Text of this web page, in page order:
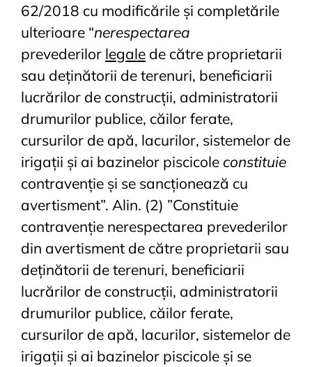
62/2018 cu modificările și completările
ulterioare “nerespectarea
prevederilor legale de către proprietarii
sau deținătorii de terenuri, beneficiarii
lucrărilor de construcții, administratorii
drumurilor publice, căilor ferate,
cursurilor de apă, lacurilor, sistemelor de
irigații și ai bazinelor piscicole constituie
contravenție și se sancționează cu
avertisment”. Alin. (2) ”Constituie
contravenție nerespectarea prevederilor
din avertisment de către proprietarii sau
deținătorii de terenuri, beneficiarii
lucrărilor de construcții, administratorii
drumurilor publice, căilor ferate,
cursurilor de apă, lacurilor, sistemelor de
irigații și ai bazinelor piscicole și se